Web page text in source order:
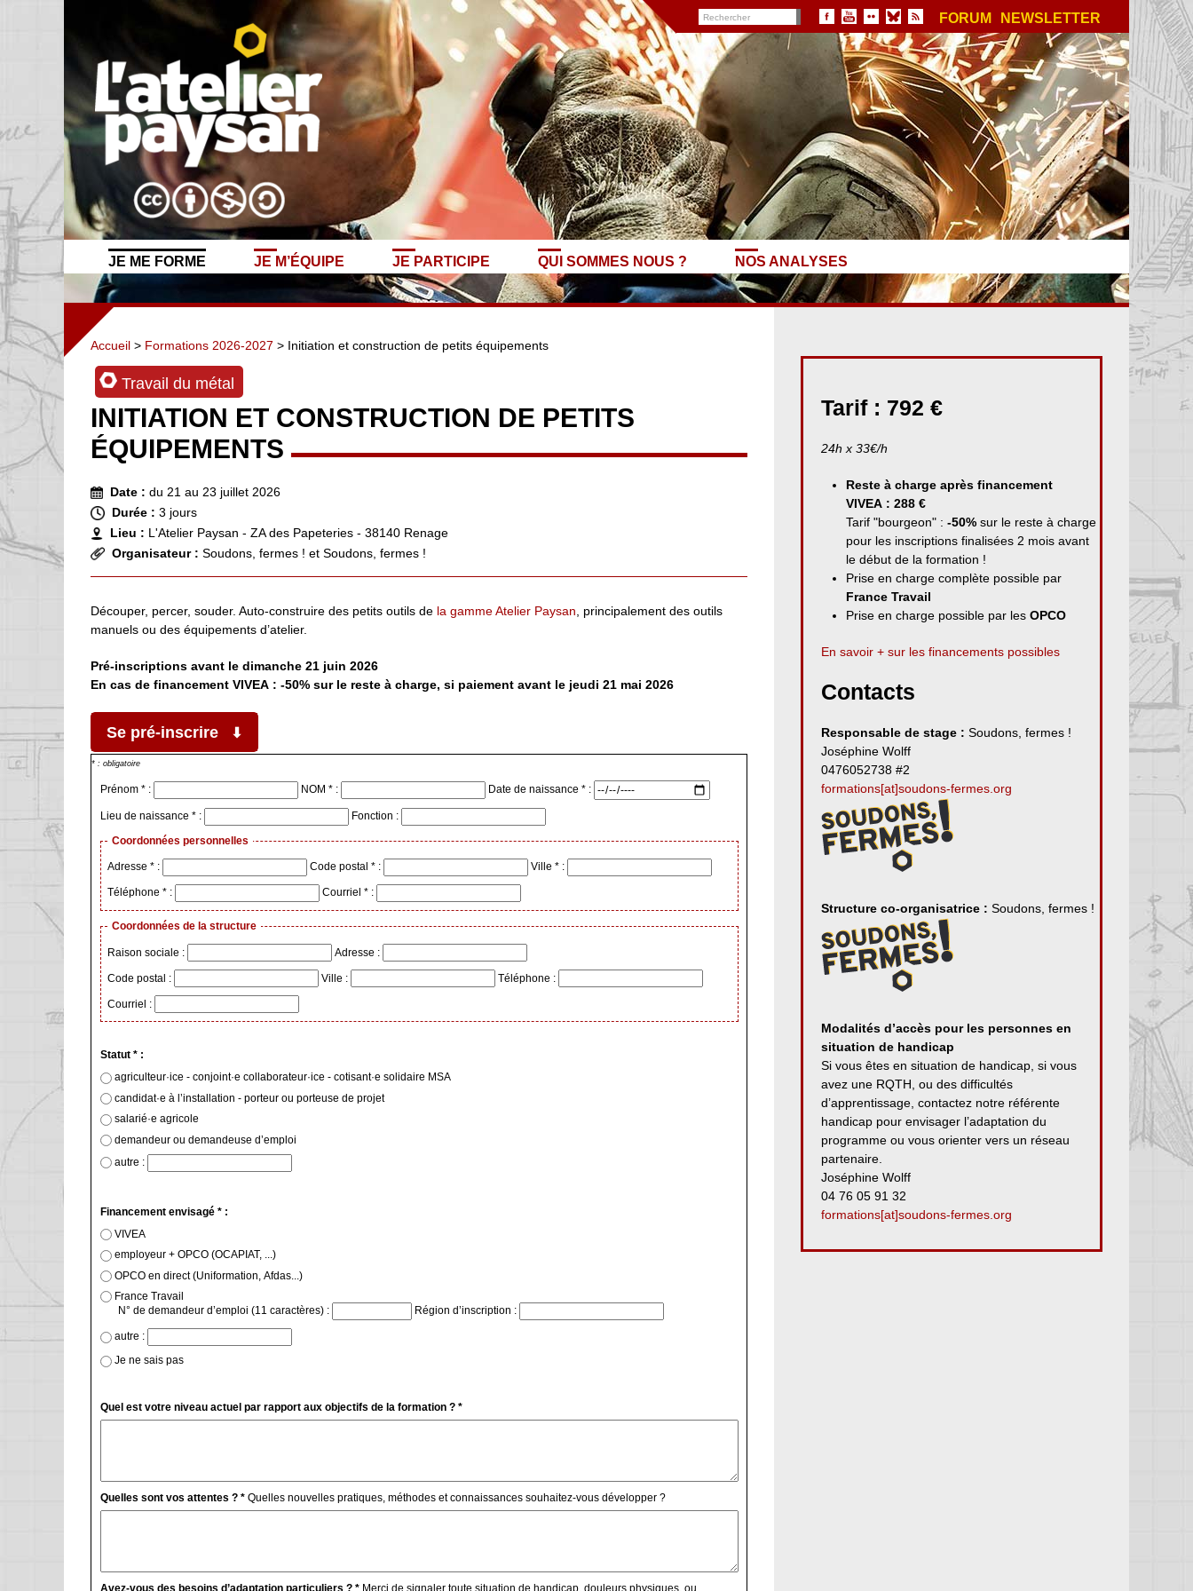
FORUM NEWSLETTER
JE ME FORME JE M’ÉQUIPE JE PARTICIPE QUI SOMMES NOUS ? NOS ANALYSES
Accueil > Formations 2026-2027 > Initiation et construction de petits équipements
Travail du métal
INITIATION ET CONSTRUCTION DE PETITS
ÉQUIPEMENTS
Date : du 21 au 23 juillet 2026
Durée : 3 jours
Lieu : L'Atelier Paysan - ZA des Papeteries - 38140 Renage
Organisateur : Soudons, fermes ! et Soudons, fermes !
Découper, percer, souder. Auto-construire des petits outils de la gamme Atelier Paysan , principalement des outils
manuels ou des équipements d’atelier.
Pré-inscriptions avant le dimanche 21 juin 2026
En cas de financement VIVEA : -50% sur le reste à charge, si paiement avant le jeudi 21 mai 2026
Se pré-inscrire
* : obligatoire
Prénom * : NOM * : Date de naissance * :
Lieu de naissance * :
Fonction :
Coordonnées personnelles
Adresse * : Code postal * : Ville * :
Téléphone * : Courriel * :
Coordonnées de la structure
Raison sociale : Adresse :
Code postal : Ville : Téléphone :
Courriel :
Statut * :
agriculteur·ice - conjoint·e collaborateur·ice - cotisant·e solidaire MSA
candidat·e à l’installation - porteur ou porteuse de projet
salarié·e agricole
demandeur ou demandeuse d’emploi
autre :
Financement envisagé * :
VIVEA
employeur + OPCO (OCAPIAT, ...)
OPCO en direct (Uniformation, Afdas...)
France Travail
N° de demandeur d’emploi (11 caractères) :
Région d’inscription :
autre :
Je ne sais pas
Quel est votre niveau actuel par rapport aux objectifs de la formation ? *
Quelles sont vos attentes ? *Quelles nouvelles pratiques, méthodes et connaissances souhaitez-vous développer ?
Avez-vous des besoins d’adaptation particuliers ? *Merci de signaler toute situation de handicap, douleurs physiques, ou
Tarif : 792 €
24h x 33€/h
Reste à charge après financement
VIVEA : 288 €
Tarif "bourgeon" :-50% sur le reste à charge
pour les inscriptions finalisées 2 mois avant
le début de la formation !
Prise en charge complète possible par
France Travail
Prise en charge possible par lesOPCO
En savoir + sur les financements possibles
Contacts
Responsable de stage : Soudons, fermes !
Joséphine Wolff
0476052738 #2
formations[at]soudons-fermes.org
Structure co-organisatrice : Soudons, fermes !
Modalités d’accès pour les personnes en
situation de handicap
Si vous êtes en situation de handicap, si vous
avez une RQTH, ou des difficultés
d’apprentissage, contactez notre référente
handicap pour envisager l’adaptation du
programme ou vous orienter vers un réseau
partenaire.
Joséphine Wolff
04 76 05 91 32
formations[at]soudons-fermes.org